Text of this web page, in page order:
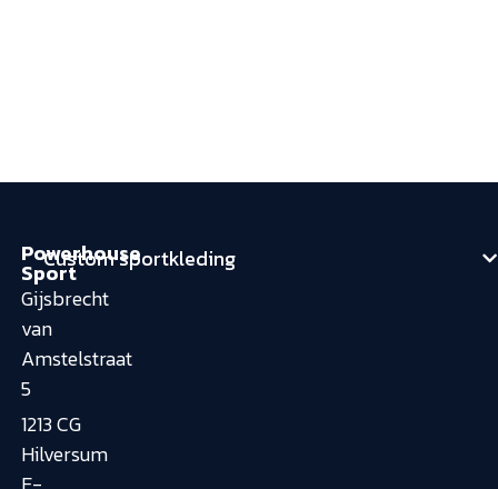
Powerhouse
Sport
Gijsbrecht
van
Amstelstraat
5
1213 CG
Hilversum
Custom sportkleding